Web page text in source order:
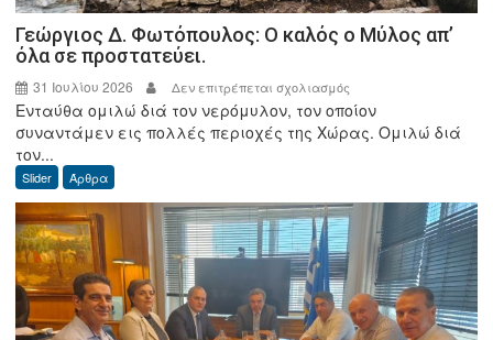
Γεώργιος Δ. Φωτόπουλος: Ο καλός ο Μύλος απ’
όλα σε προστατεύει.
31 Ιουλίου 2026 Δεν επιτρέπεται σχολιασμός
Γεώργιος
Δ.
καλός
Μύλος
απ’
όλα
σε
Ενταύθα ομιλώ διά τον νερόμυλον, τον οποίον
συναντάμεν εις πολλές περιοχές της Χώρας. Ομιλώ διά
τον...
Slider Άρθρα